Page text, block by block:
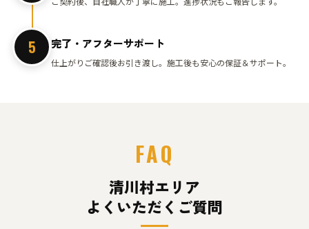
5 完了・アフターサポート
仕上がりご確認後お引き渡し。施工後も安心の保証＆サポート。
FAQ
清川村エリア
よくいただくご質問